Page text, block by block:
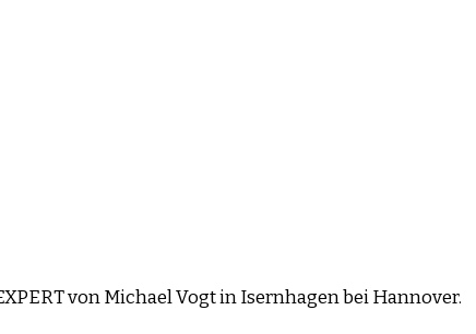
von Michael Vogt in Isernhagen bei Hannover.